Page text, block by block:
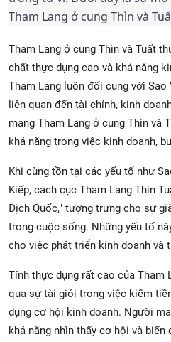
Tham Lang ở cung Thìn và
Tham Lang ở cung Thìn và Tuất
chất thực dụng cao và khả năng
Tham Lang luôn đối cung với
liên quan đến tài chính, kinh
mang Tham Lang ở cung Thìn và
khả năng trong việc kinh doanh,
Khi cùng tồn tại các yếu tố như
Kiếp, cách cục Tham Lang Thìn
Địch Quốc," tượng trưng cho sự
trong cuộc sống. Những yếu tố
cho việc phát triển kinh doanh và
Tính thực dụng rất cao của Tham
qua sự tài giỏi trong việc kiếm
dụng cơ hội kinh doanh. Người
khả năng nhìn thấy cơ hội và